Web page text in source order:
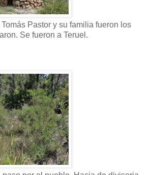
Pastor y su familia fueron los
Se fueron a Teruel.